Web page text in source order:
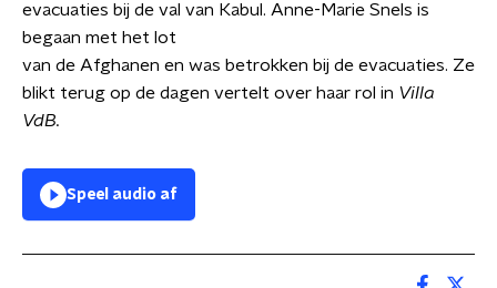
evacuaties bij de val van Kabul. Anne-Marie Snels is
begaan met het lot
van de Afghanen en was betrokken bij de evacuaties. Ze
blikt terug op de dagen vertelt over haar rol in Villa
VdB.
Speel audio af